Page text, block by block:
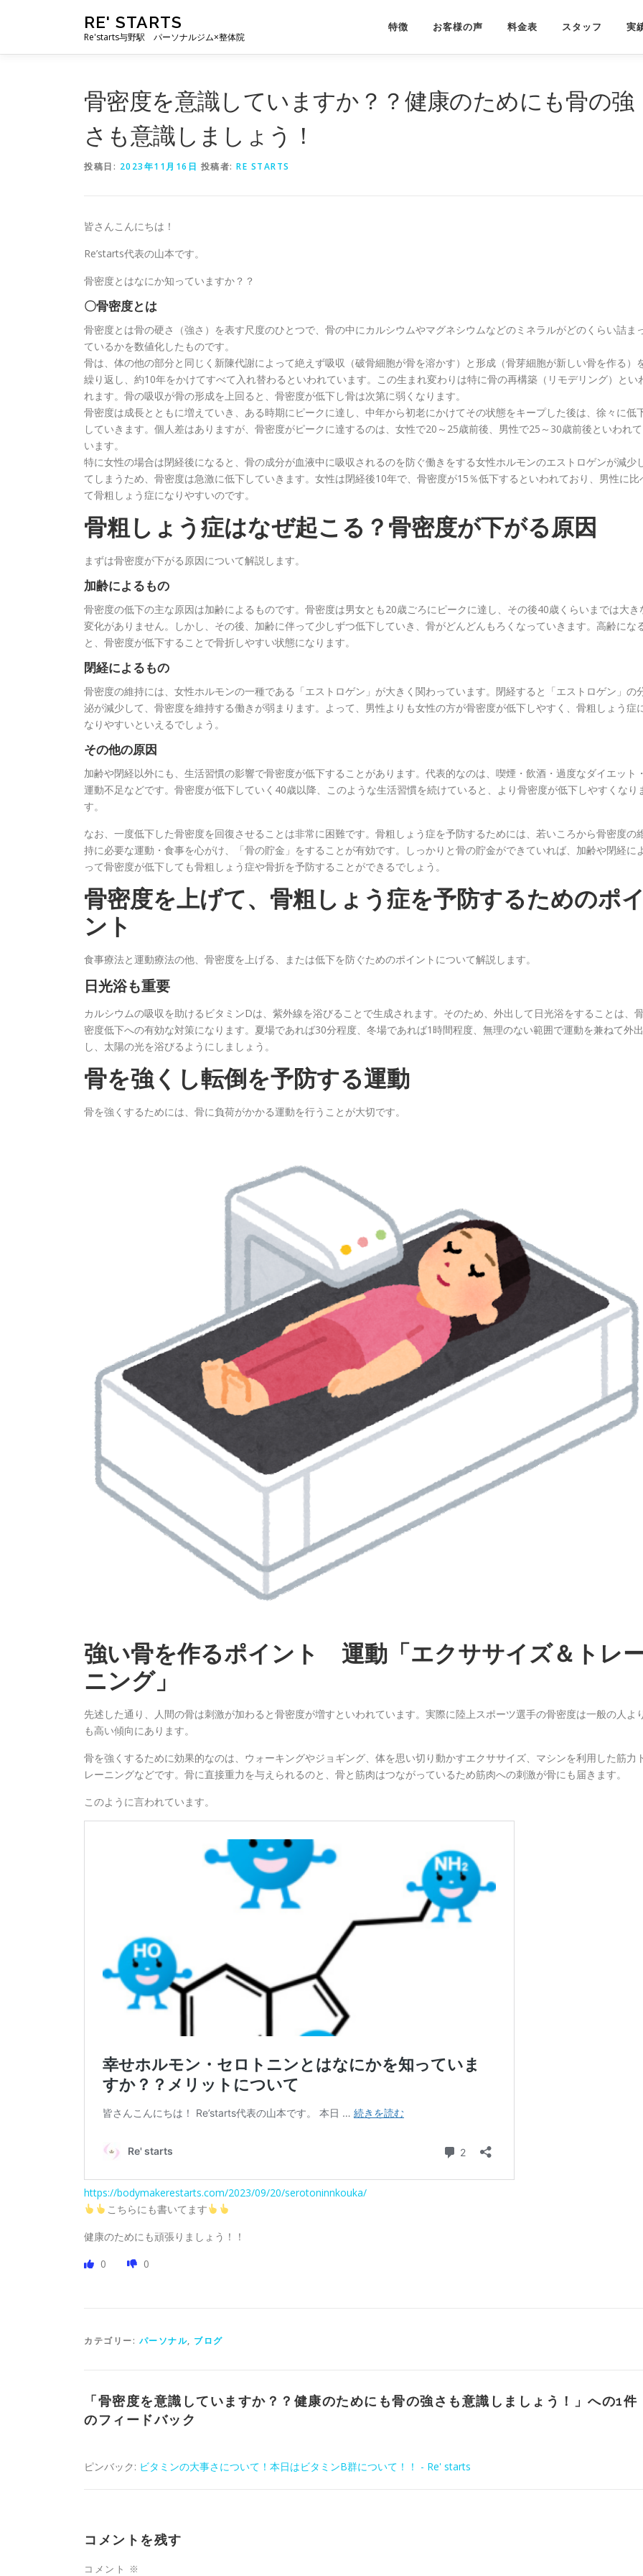
ン
RE' STARTS
Re'starts与野駅 パーソナルジム×整体院
特徴 お客様の声 料金表 スタッフ 実
骨密度を意識していますか？？健康のためにも骨の強
さも意識しましょう！
投稿日: 2023年11月16日 投稿者: RE STARTS
皆さんこんにちは！
Re’starts代表の山本です。
骨密度とはなにか知っていますか？？
〇骨密度とは
骨密度とは骨の硬さ（強さ）を表す尺度のひとつで、骨の中にカルシウムやマグネシウムなどのミネラルがどのくらい詰ま
ているかを数値化したものです。
骨は、体の他の部分と同じく新陳代謝によって絶えず吸収（破骨細胞が骨を溶かす）と形成（骨芽細胞が新しい骨を作る）
繰り返し、約10年をかけてすべて入れ替わるといわれています。この生まれ変わりは特に骨の再構築（リモデリング）とい
れます。骨の吸収が骨の形成を上回ると、骨密度が低下し骨は次第に弱くなります。
骨密度は成長とともに増えていき、ある時期にピークに達し、中年から初老にかけてその状態をキープした後は、徐々に低
していきます。個人差はありますが、骨密度がピークに達するのは、女性で20～25歳前後、男性で25～30歳前後といわれて
います。
特に女性の場合は閉経後になると、骨の成分が血液中に吸収されるのを防ぐ働きをする女性ホルモンのエストロゲンが減少
てしまうため、骨密度は急激に低下していきます。女性は閉経後10年で、骨密度が15％低下するといわれており、男性に比
て骨粗しょう症になりやすいのです。
骨粗しょう症はなぜ起こる？骨密度が下がる原因
まずは骨密度が下がる原因について解説します。
加齢によるもの
骨密度の低下の主な原因は加齢によるものです。骨密度は男女とも20歳ごろにピークに達し、その後40歳くらいまでは大き
変化がありません。しかし、その後、加齢に伴って少しずつ低下していき、骨がどんどんもろくなっていきます。高齢にな
と、骨密度が低下することで骨折しやすい状態になります。
閉経によるもの
骨密度の維持には、女性ホルモンの一種である「エストロゲン」が大きく関わっています。閉経すると「エストロゲン」の
泌が減少して、骨密度を維持する働きが弱まります。よって、男性よりも女性の方が骨密度が低下しやすく、骨粗しょう症
なりやすいといえるでしょう。
その他の原因
加齢や閉経以外にも、生活習慣の影響で骨密度が低下することがあります。代表的なのは、喫煙・飲酒・過度なダイエット・
運動不足などです。骨密度が低下していく40歳以降、このような生活習慣を続けていると、より骨密度が低下しやすくなり
す。
なお、一度低下した骨密度を回復させることは非常に困難です。骨粗しょう症を予防するためには、若いころから骨密度の
持に必要な運動・食事を心がけ、「骨の貯金」をすることが有効です。しっかりと骨の貯金ができていれば、加齢や閉経に
って骨密度が低下しても骨粗しょう症や骨折を予防することができるでしょう。
骨密度を上げて、骨粗しょう症を予防するためのポイ
ント
食事療法と運動療法の他、骨密度を上げる、または低下を防ぐためのポイントについて解説します。
日光浴も重要
カルシウムの吸収を助けるビタミンDは、紫外線を浴びることで生成されます。そのため、外出して日光浴をすることは、
密度低下への有効な対策になります。夏場であれば30分程度、冬場であれば1時間程度、無理のない範囲で運動を兼ねて外出
し、太陽の光を浴びるようにしましょう。
骨を強くし転倒を予防する運動
骨を強くするためには、骨に負荷がかかる運動を行うことが大切です。
強い骨を作るポイント 運動「エクササイズ＆トレ
ニング」
先述した通り、人間の骨は刺激が加わると骨密度が増すといわれています。実際に陸上スポーツ選手の骨密度は一般の人よ
も高い傾向にあります。
骨を強くするために効果的なのは、ウォーキングやジョギング、体を思い切り動かすエクササイズ、マシンを利用した筋力
レーニングなどです。骨に直接重力を与えられるのと、骨と筋肉はつながっているため筋肉への刺激が骨にも届きます。
このように言われています。
https://bodymakerestarts.com/2023/09/20/serotoninnkouka/
こちらにも書いてます
健康のためにも頑張りましょう！！
0
0
カテゴリー: パーソナル, ブログ
「 骨密度を意識していますか？？健康のためにも骨の強さも意識しましょう！
」への1件
のフィードバック
ピンバック: ビタミンの大事さについて！本日はビタミンB群について！！ - Re' starts
コメントを残す
コメント ※